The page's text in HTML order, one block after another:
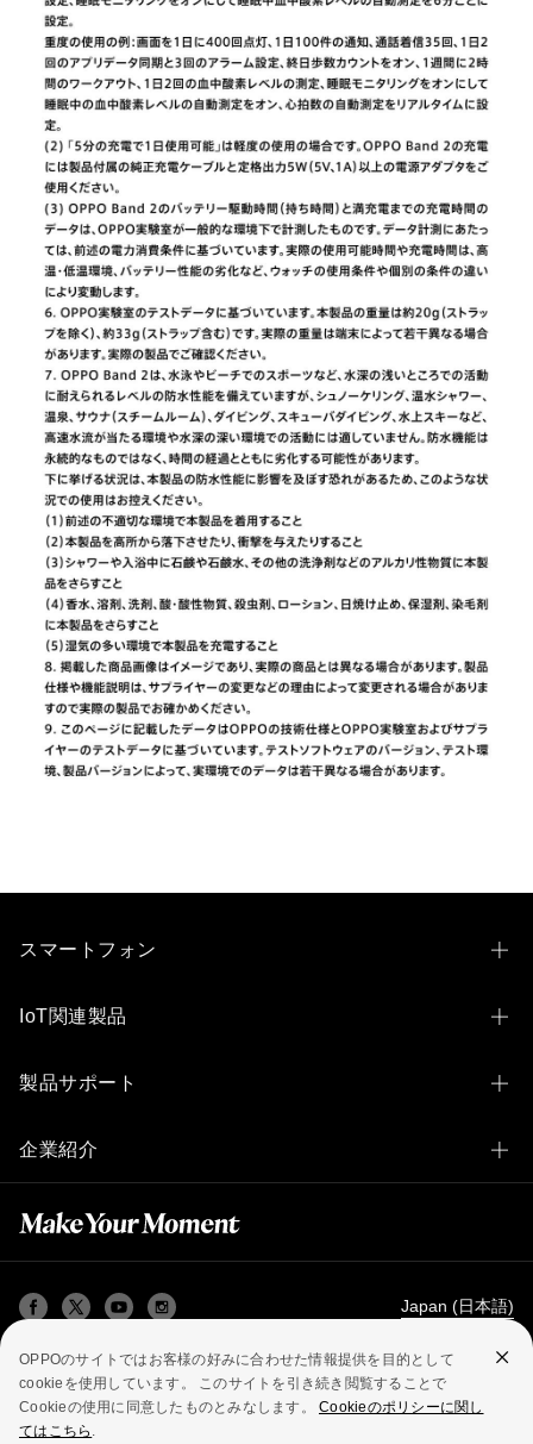
OPPOのサイトではお客様の好みに合わせた情報提供を目的として
cookieを使用しています。 このサイトを引き続き閲覧することで
Cookieの使用に同意したものとみなします。 Cookieのポリシーに関し
てはこちら .
スマートフォン
OPPO Find N6
OPPO Find X9
OPPO Find X8
OPPO Reno14 5G
OPPO Reno10 Pro 5G
OPPO Reno13 A
OPPO A5 5G
OPPO A3 5G
IoT関連製品
OPPO Pad 3 Matte Display Edition
OPPO Pad Neo
OPPO Pad Air
OPPO Band 2
OPPO Band Style
OPPO Enco Clip2 Open Earbuds
製品サポート
製品サポートトップ
アフターサービス
公式修理サービス
集荷修理サービス
付属品のご購入
有償修理価格
企業紹介
OPPO Apex Guard
VOOC高速充電について
映像技術について
Japan (日本語)
プライバシーポリシー 利用規約
Cookie
法務・コンプライアンス
Copyright © 2004-2026 OPPO. All rights reserved.